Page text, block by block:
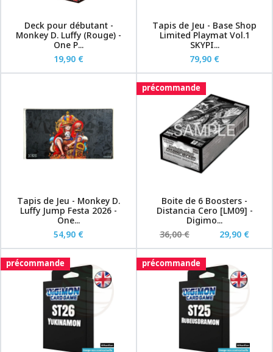
Deck pour débutant -
Monkey D. Luffy (Rouge) -
One P...
19,90 €
Tapis de Jeu - Base Shop
Limited Playmat Vol.1
SKYPI...
79,90 €
Tapis de Jeu - Monkey D.
Luffy Jump Festa 2026 -
One...
54,90 €
précommande
Boite de 6 Boosters -
Distancia Cero [LM09] -
Digimo...
36,00 €
29,90 €
précommande précommande